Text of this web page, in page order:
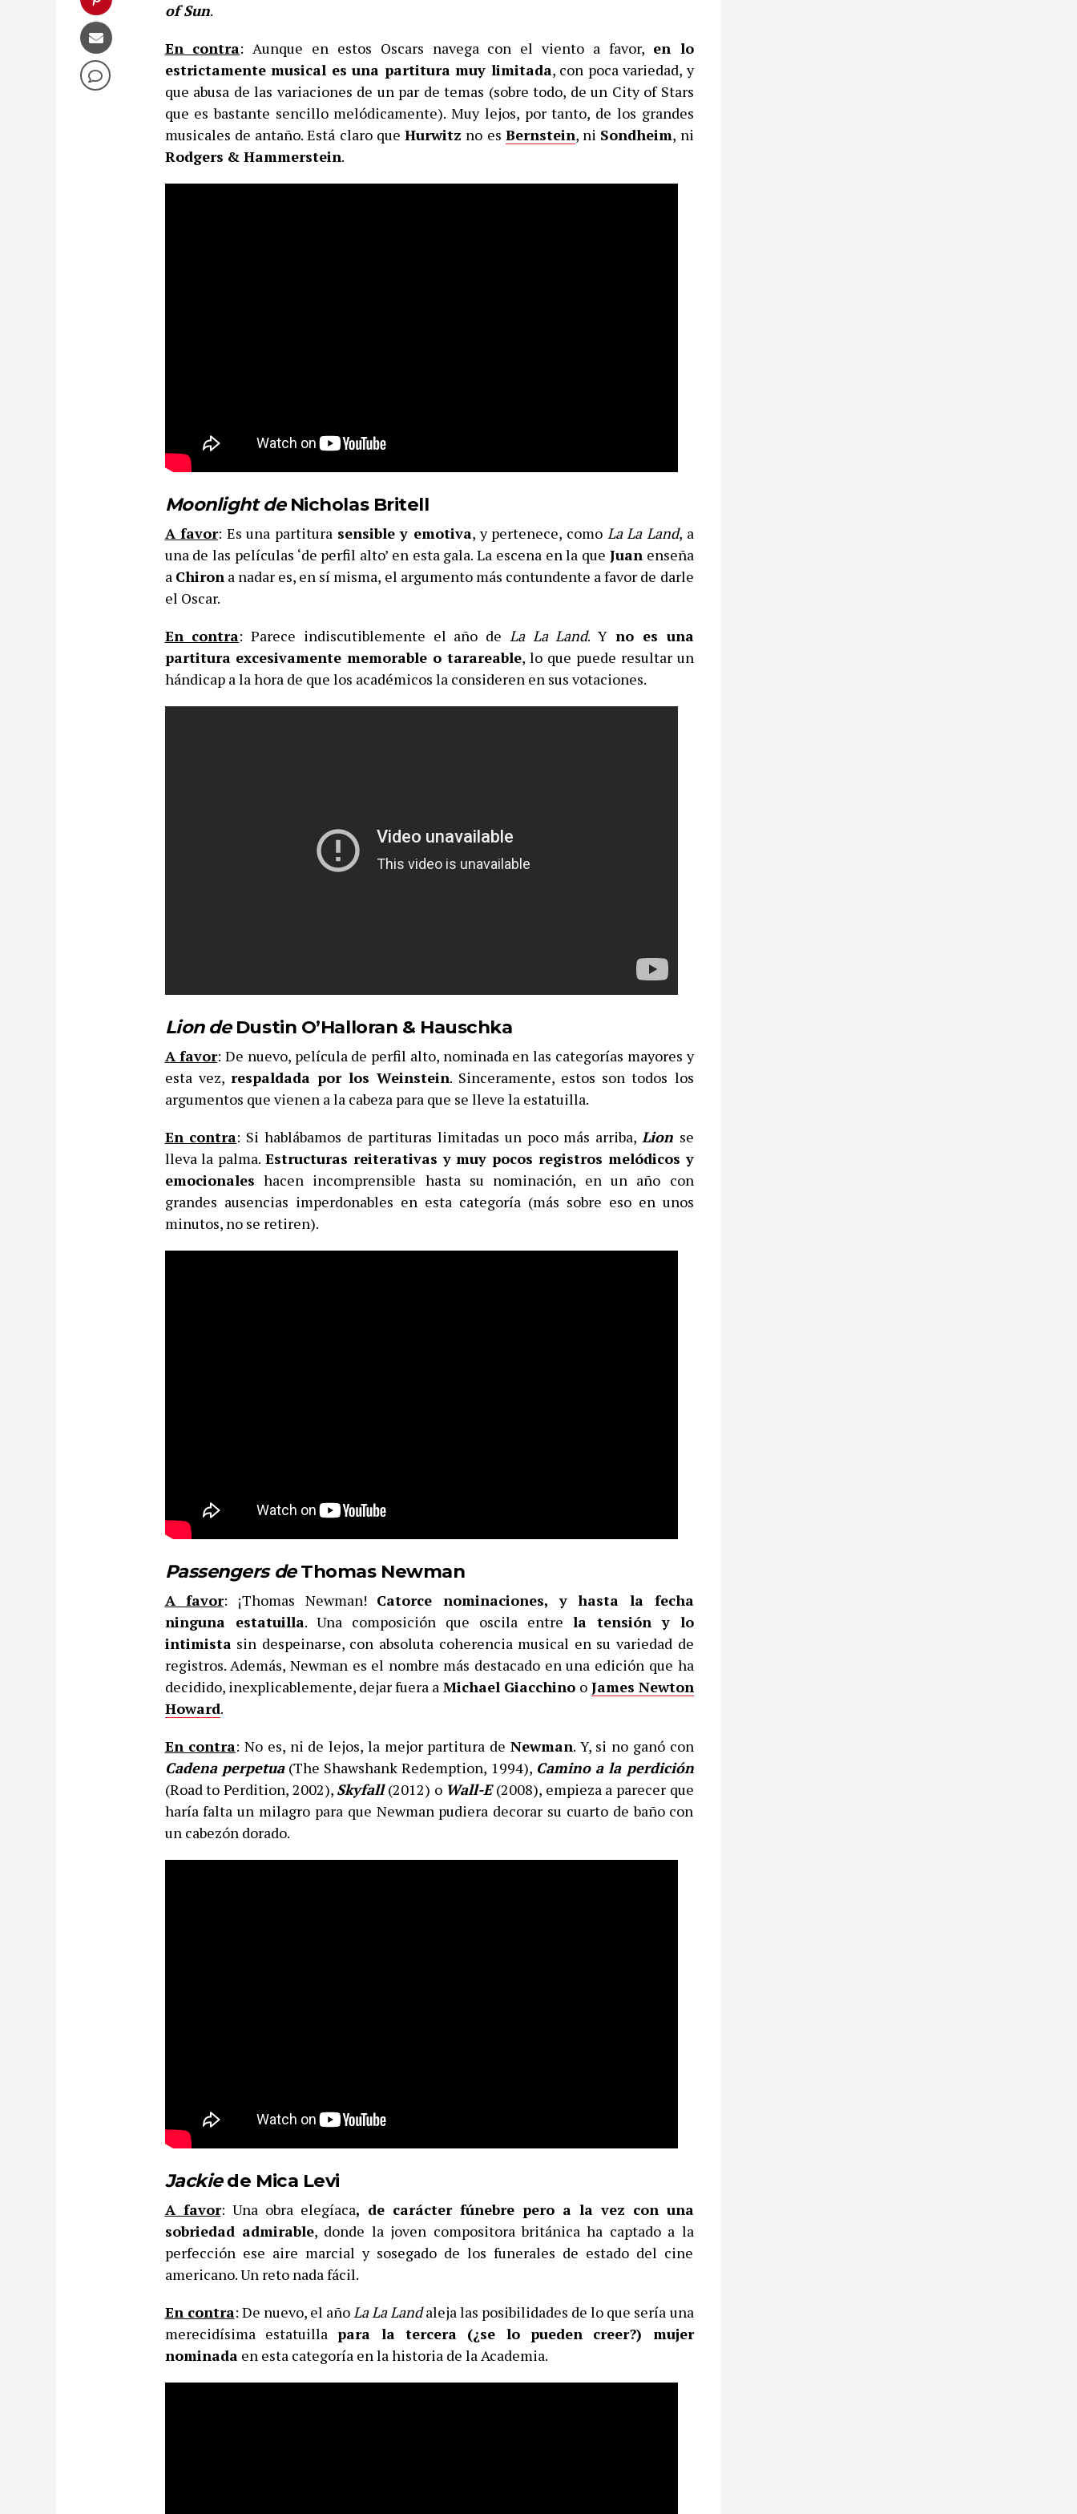
of Sun.
En contra: Aunque en estos Oscars navega con el viento a favor, en lo
estrictamente musical es una partitura muy limitada, con poca variedad, y
que abusa de las variaciones de un par de temas (sobre todo, de un City of Stars
que es bastante sencillo melódicamente). Muy lejos, por tanto, de los grandes
musicales de antaño. Está claro que Hurwitz no es Bernstein, ni Sondheim, ni
Rodgers & Hammerstein.
Moonlight deNicholas Britell
A favor: Es una partitura sensible y emotiva, y pertenece, como La La Land, a
una de las películas ‘de perfil alto’ en esta gala. La escena en la que Juanenseña
a Chirona nadar es, en sí misma, el argumento más contundente a favor de darle
el Oscar.
En contra: Parece indiscutiblemente el año de La La Land. Y no es una
partitura excesivamente memorable o tarareable, lo que puede resultar un
hándicap a la hora de que los académicos la consideren en sus votaciones.
Lion deDustin O’Halloran & Hauschka
A favor: De nuevo, película de perfil alto, nominada en las categorías mayores y
esta vez, respaldada por los Weinstein. Sinceramente, estos son todos los
argumentos que vienen a la cabeza para que se lleve la estatuilla.
En contra: Si hablábamos de partituras limitadas un poco más arriba, Lion se
lleva la palma. Estructuras reiterativas y muy pocos registros melódicos y
emocionales hacen incomprensible hasta su nominación, en un año con
grandes ausencias imperdonables en esta categoría (más sobre eso en unos
minutos, no se retiren).
Passengers deThomas Newman
A favor: ¡Thomas Newman! Catorce nominaciones, y hasta la fecha
ninguna estatuilla. Una composición que oscila entre la tensión y lo
intimistasin despeinarse, con absoluta coherencia musical en su variedad de
registros. Además, Newman es el nombre más destacado en una edición que ha
decidido, inexplicablemente, dejar fuera aMichael Giacchino o James Newton
Howard.
En contra: No es, ni de lejos, la mejor partitura de Newman. Y, si no ganó con
Cadena perpetua(The Shawshank Redemption, 1994), Camino a la perdición
(Road to Perdition, 2002), Skyfall (2012) o Wall-E (2008), empieza a parecer que
haría falta un milagro para que Newman pudiera decorar su cuarto de baño con
un cabezón dorado.
Jackiede Mica Levi
A favor: Una obra elegíaca, de carácter fúnebre pero a la vez con una
sobriedad admirable, donde la joven compositora británica ha captado a la
perfección ese aire marcial y sosegado de los funerales de estado del cine
americano. Un reto nada fácil.
En contra: De nuevo, el añoLa La Landaleja las posibilidades de lo que sería una
merecidísima estatuillapara la tercera (¿se lo pueden creer?) mujer
nominadaen esta categoría en la historia de la Academia.